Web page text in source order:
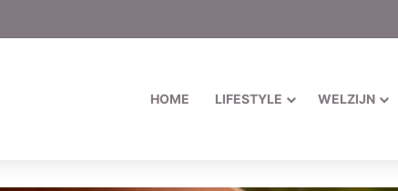
HOME LIFESTYLE WELZIJN